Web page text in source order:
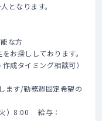
となります。
な方
お探ししております。
タイミング相談可）
ます/勤務週固定希望の
火）8:00 給与：